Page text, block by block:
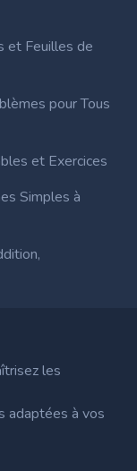
et Feuilles de
pour Tous
et Exercices
Simples à
les
adaptées à vos